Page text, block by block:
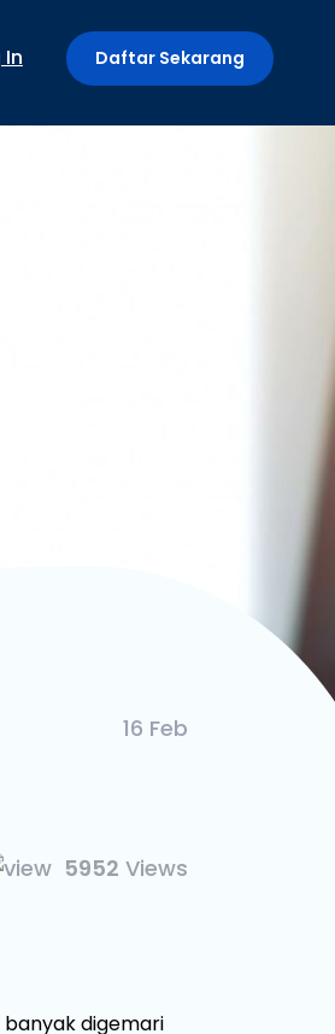
In Daftar Sekarang
16 Feb
5952 Views
banyak digemari